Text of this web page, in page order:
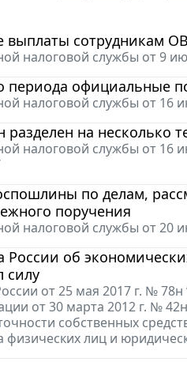
выплаты сотрудникам
налоговой службы от 9
периода официальные
налоговой службы от 16
разделен на несколько
налоговой службы от 16
по делам,
поручения
налоговой службы от 20
об
силу
от 25 мая 2017 г. №
от 30 марта 2012 г. №
собственных
лиц и